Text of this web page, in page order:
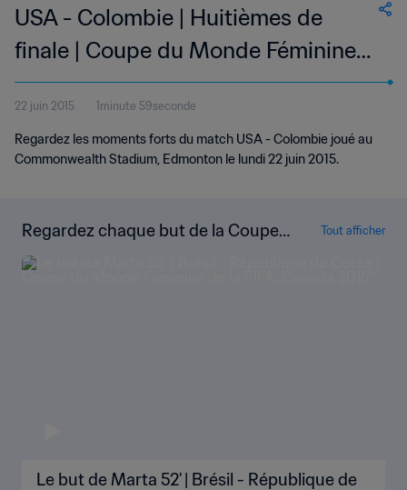
USA - Colombie | Huitièmes de
finale | Coupe du Monde Féminine
de la FIFA, Canada 2015™ | Résumé
vidéo
22 juin 2015 1minute 59seconde
Regardez les moments forts du match USA - Colombie joué au
Commonwealth Stadium, Edmonton le lundi 22 juin 2015.
Regardez chaque but de la Coupe
du Monde Féminine de la FIFA, Can
ada 2015™
Tout afficher
Le but de Marta 52' | Brésil - République de